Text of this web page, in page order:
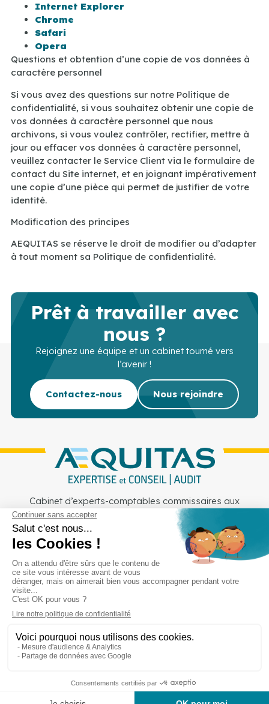
Internet Explorer
Chrome
Safari
Opera
Questions et obtention d’une copie de vos données à
caractère personnel
Si vous avez des questions sur notre Politique de
confidentialité, si vous souhaitez obtenir une copie de
vos données à caractère personnel que nous
archivons, si vous voulez contrôler, rectifier, mettre à
jour ou effacer vos données à caractère personnel,
veuillez contacter le Service Client via le formulaire de
contact du Site internet, et en joignant impérativement
une copie d’une pièce qui permet de justifier de votre
identité.
Modification des principes
AEQUITAS se réserve le droit de modifier ou d’adapter
à tout moment sa Politique de confidentialité.
Prêt à travailler avec
nous ?
Rejoignez une équipe et un cabinet tourné vers
l’avenir !
Contactez-nous Nous rejoindre
Cabinet d’experts-comptables commissaires aux
comptes sur Lille, Lens et Douai
Services Secteurs Outils
Cabinet
Recrutement
Copyright © Aequitas 2023 fait avec ❤️ par wapiti
Politique de confidentialité